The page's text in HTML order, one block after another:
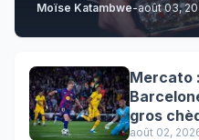
Moïse Katambwe-août 03,
Mercato
gros
août 02,